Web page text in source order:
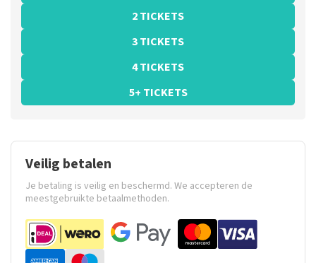
2 TICKETS
3 TICKETS
4 TICKETS
5+ TICKETS
Veilig betalen
Je betaling is veilig en beschermd. We accepteren de
meestgebruikte betaalmethoden.